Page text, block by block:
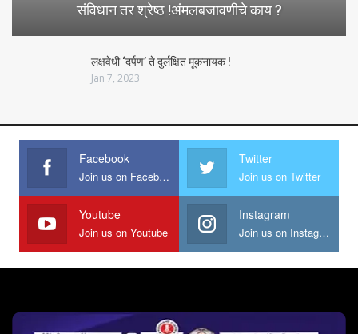
संविधान तर श्रेष्ठ !अंमलबजावणीचे काय ?
लक्षवेधी ‘दर्पण’ ते दुर्लक्षित मूकनायक !
Jan 7, 2023
Facebook
Join us on Facebook
Twitter
Join us on Twitter
Youtube
Join us on Youtube
Instagram
Join us on Instagram